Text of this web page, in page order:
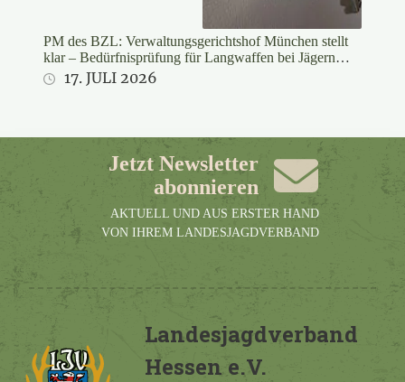
PM des BZL: Verwaltungsgerichtshof München stellt
klar – Bedürfnisprüfung für Langwaffen bei Jägern
rechtswidrig
17. JULI 2026
Jetzt Newsletter
abonnieren
AKTUELL UND AUS ERSTER HAND
VON IHREM LANDESJAGDVERBAND
Landesjagdverband
Hessen e.V.